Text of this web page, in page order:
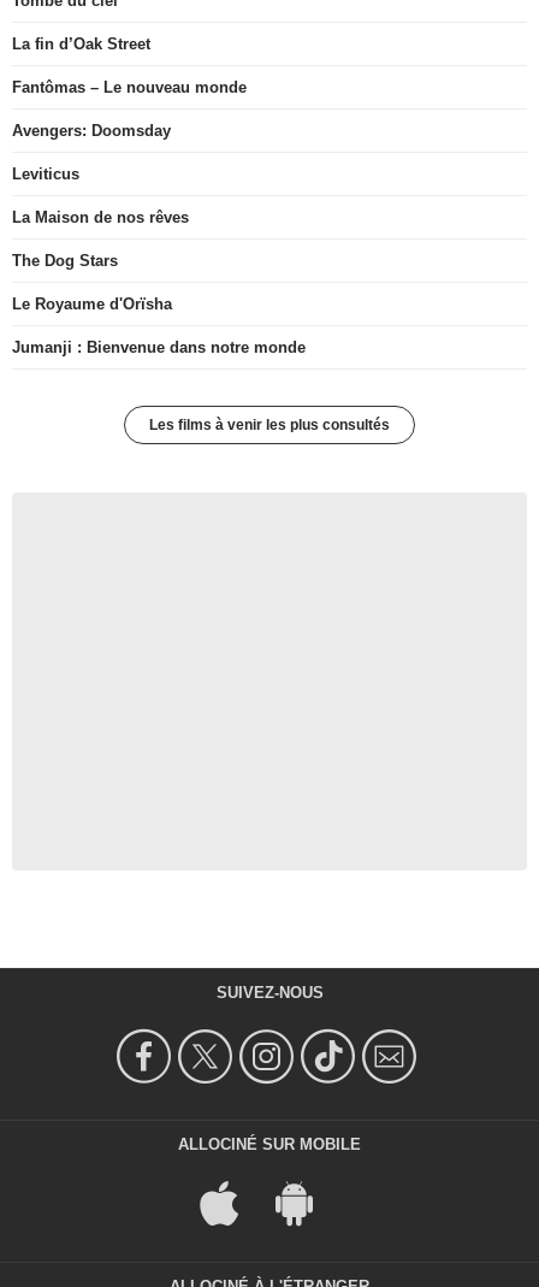
La fin d’Oak Street
Fantômas – Le nouveau monde
Avengers: Doomsday
Leviticus
La Maison de nos rêves
The Dog Stars
Le Royaume d'Orïsha
Jumanji : Bienvenue dans notre monde
Les films à venir les plus consultés
SUIVEZ-NOUS
ALLOCINÉ SUR MOBILE